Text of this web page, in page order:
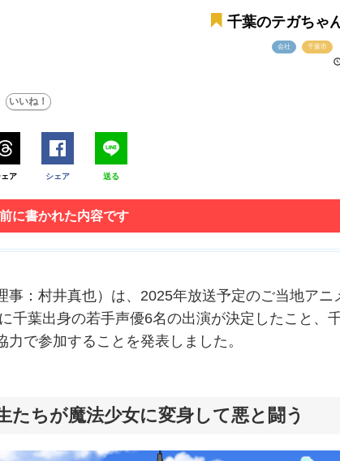
千葉のテガちゃ
会社 千葉市
ェア シェア 送る
に書かれた内容です
：村井真也）は、2025年放送予定のご当地アニ
千葉出身の若手声優6名の出演が決定したこと、
で参加することを発表しました。
ちが魔法少女に変身して悪と闘う